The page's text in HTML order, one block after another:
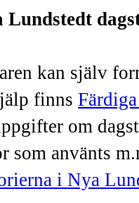
kan själv
finns
om
som använts
i Nya